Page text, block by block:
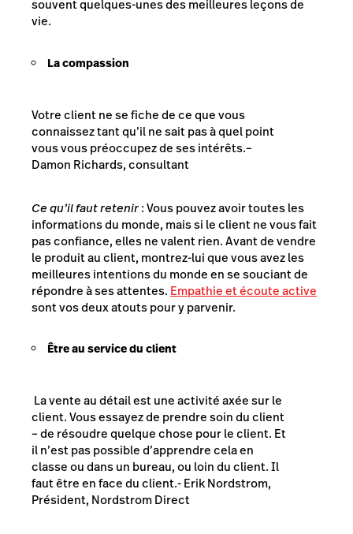
souvent quelques-unes des meilleures leçons de
vie.
La compassion
Votre client ne se fiche de ce que vous
connaissez tant qu’il ne sait pas à quel point
vous vous préoccupez de ses intérêts.–
Damon Richards, consultant
Ce qu’il faut retenir: Vous pouvez avoir toutes les
informations du monde, mais si le client ne vous fait
pas confiance, elles ne valent rien. Avant de vendre
le produit au client, montrez-lui que vous avez les
meilleures intentions du monde en se souciant de
répondre à ses attentes. Empathie et écoute active
sont vos deux atouts pour y parvenir.
Être au service du client
La vente au détail est une activité axée sur le
client. Vous essayez de prendre soin du client
– de résoudre quelque chose pour le client. Et
il n’est pas possible d’apprendre cela en
classe ou dans un bureau, ou loin du client. Il
faut être en face du client.- Erik Nordstrom,
Président, Nordstrom Direct